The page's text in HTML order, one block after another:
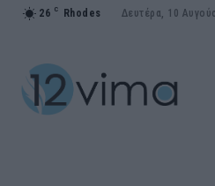
26 C Rhodes Δευτέρα, 10